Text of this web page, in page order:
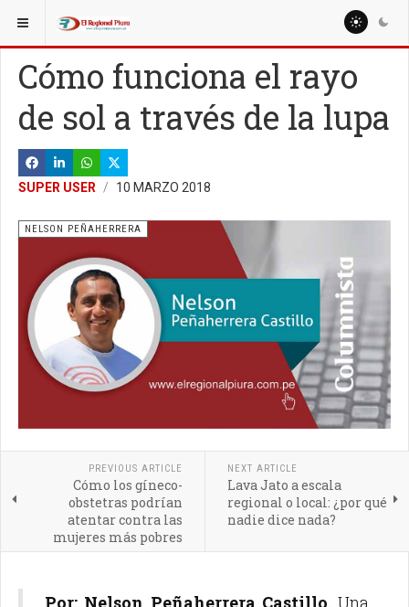
ESTÁ AQUÍ: COLUMNISTAS MIGUEL ARTURO SEMINARIO OJEDA
Cómo funciona el rayo
de sol a través de la lupa
SUPER USER 10 MARZO 2018
NELSON PEÑAHERRERA
PREVIOUS ARTICLE
Cómo los gíneco-
obstetras podrían
atentar contra las
mujeres más pobres
NEXT ARTICLE
Lava Jato a escala
regional o local: ¿por qué
nadie dice nada?
Por: Nelson Peñaherrera Castillo. Una